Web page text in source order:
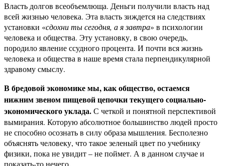
Власть долгов всеобъемлюща. Деньги получили власть над
всей жизнью человека. Эта власть зиждется на следствиях
установки «сдохни ты сегодня, а я завтра» в психологии
человека и общества. Эту установку, в свою очередь,
породило явление ссудного процента. И почти вся жизнь
человека и общества в наше время стала перпендикулярной
здравому смыслу.
В бредовой экономике мы, как общество, остаемся
нижним звеном пищевой цепочки текущего социально-
экономического уклада.С четкой и понятной перспективой
вымирания. Которую абсолютное большинство людей просто
не способно осознать в силу образа мышления. Бесполезно
объяснять человеку, что такое зеленый цвет по учебнику
физики, пока не увидит – не поймет. А в данном случае и